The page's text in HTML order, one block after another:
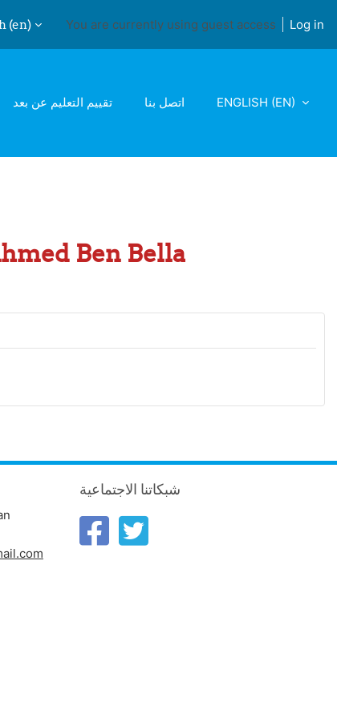
‎(en)‎ You are currently using guest access Log in
تقييم التعليم عن بعد اتصل بنا ENGLISH ‎(EN)‎
Ben Bella
شبكاتنا الاجتماعية